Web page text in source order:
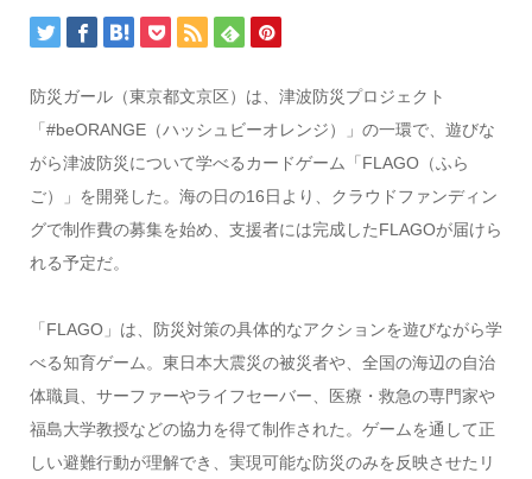
防災ガール（東京都文京区）は、津波防災プロジェクト
「#beORANGE（ハッシュビーオレンジ）」の一環で、遊びな
がら津波防災について学べるカードゲーム「FLAGO（ふら
ご）」を開発した。海の日の16日より、クラウドファンディン
グで制作費の募集を始め、支援者には完成したFLAGOが届けら
れる予定だ。
「FLAGO」は、防災対策の具体的なアクションを遊びながら学
べる知育ゲーム。東日本大震災の被災者や、全国の海辺の自治
体職員、サーファーやライフセーバー、医療・救急の専門家や
福島大学教授などの協力を得て制作された。ゲームを通して正
しい避難行動が理解でき、実現可能な防災のみを反映させたリ